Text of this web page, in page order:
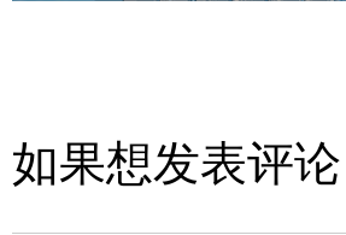
如果想发表评